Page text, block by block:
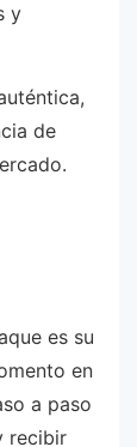
y
de
es su
en
a paso
recibir